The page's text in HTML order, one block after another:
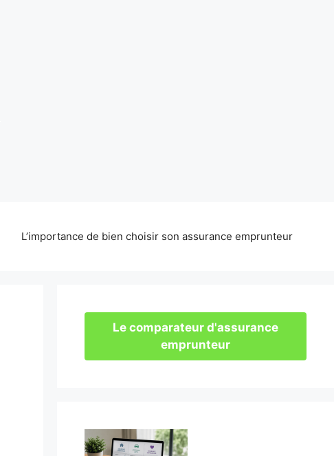
L’importance de bien choisir son assurance emprunteur
Le comparateur d'assurance
emprunteur